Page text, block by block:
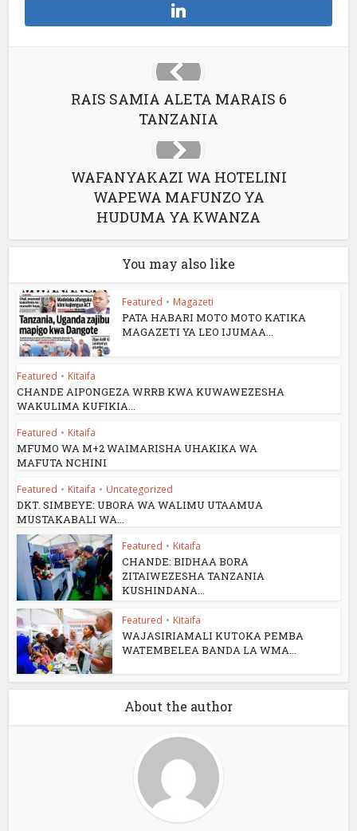
RAIS SAMIA ALETA MARAIS 6
TANZANIA
WAFANYAKAZI WA HOTELINI
WAPEWA MAFUNZO YA
HUDUMA YA KWANZA
You may also like
Featured • Magazeti
PATA HABARI MOTO MOTO KATIKA
MAGAZETI YA LEO IJUMAA...
Featured • Kitaifa
CHANDE AIPONGEZA WRRB KWA KUWAWEZESHA
WAKULIMA KUFIKIA...
Featured • Kitaifa
MFUMO WA M+2 WAIMARISHA UHAKIKA WA
MAFUTA NCHINI
Featured • Kitaifa • Uncategorized
DKT. SIMBEYE: UBORA WA WALIMU UTAAMUA
MUSTAKABALI WA...
Featured • Kitaifa
CHANDE: BIDHAA BORA
ZITAIWEZESHA TANZANIA
KUSHINDANA...
Featured • Kitaifa
WAJASIRIAMALI KUTOKA PEMBA
WATEMBELEA BANDA LA WMA...
About the author